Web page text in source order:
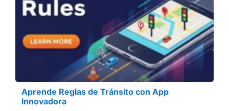
Aprende Reglas de Tránsito con App
Innovadora